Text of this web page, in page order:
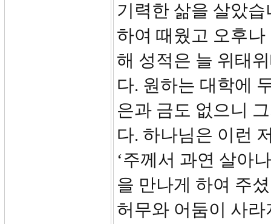
기력한 삶을 살았
하여 때웠고 오후
해 성적은 늘 위태
다. 원하는 대학에
은과 금도 없으니
다. 하나님은 이런
‘주께서 과연 살아
을 만나게 하여 주
허무와 어둠이 사